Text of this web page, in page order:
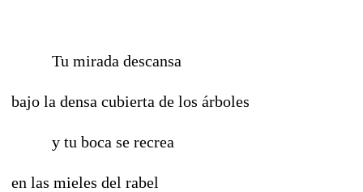
Tu mirada descansa
bajo la densa cubierta de los árboles
y tu boca se recrea
en las mieles del rabel